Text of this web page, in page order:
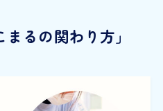
まるの関わり方」